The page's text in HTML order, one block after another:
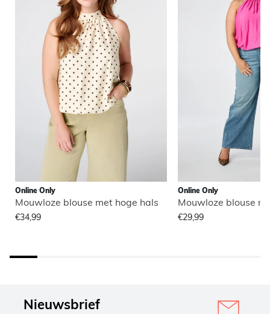
Online Only
Mouwloze blouse met hoge hals
€34,99
Online Only
Mouwloze blouse
€29,99
Nieuwsbrief